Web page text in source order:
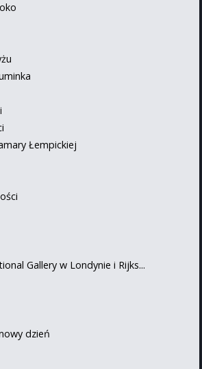
Łempickiej
Gallery w Londynie i Rijks...
dzień